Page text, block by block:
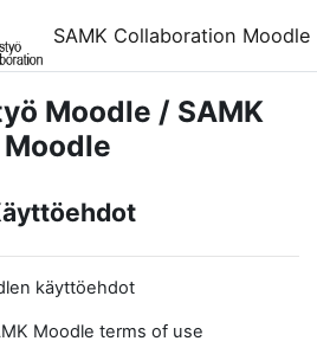
SAMK Collaboration Moodle
Moodle / SAMK
käyttöehdot
Moodle terms of use